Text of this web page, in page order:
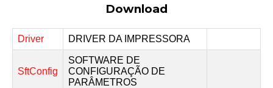
Download
Driver DRIVER DA IMPRESSORA
SftConfig
SOFTWARE DE
CONFIGURAÇÃO DE
PARÂMETROS